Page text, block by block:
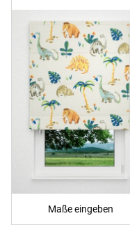
Maße eingeben